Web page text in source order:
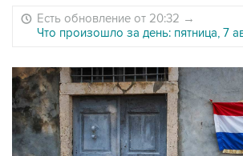
Есть обновление от 20:32 →
Что произошло за день: пятница, 7